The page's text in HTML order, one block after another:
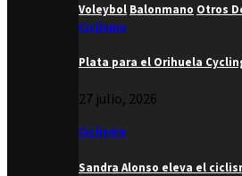
Voleybol Balonmano Otros
Ciclismo
Plata para el Orihuela
27 julio, 2026
Ciclismo
Sandra Alonso eleva el